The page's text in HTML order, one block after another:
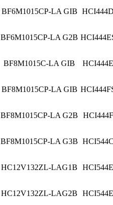
BF6M1015CP-LA GIB
BF6M1015CP-LA G2B
BF8M1015C-LA GIB HCI444E
BF8M1015CP-LA GIB
BF8M1015CP-LA G2B HCI444F
BF8M1015CP-LA G3B
HC12V132ZL-LAG1B HCI544E
HC12V132ZL-LAG2B HCI544E